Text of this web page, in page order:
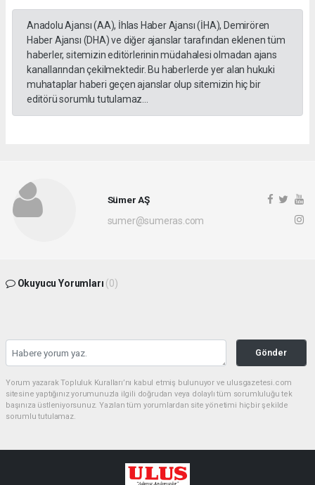
Anadolu Ajansı (AA), İhlas Haber Ajansı (İHA), Demirören
Haber Ajansı (DHA) ve diğer ajanslar tarafından eklenen tüm
haberler, sitemizin editörlerinin müdahalesi olmadan ajans
kanallarından çekilmektedir. Bu haberlerde yer alan hukuki
muhataplar haberi geçen ajanslar olup sitemizin hiç bir
editörü sorumlu tutulamaz...
Sümer AŞ
sumer@sumeras.com
Okuyucu Yorumları (0)
Gönder
Yorum yazarak Topluluk Kuralları’nı kabul etmiş bulunuyor ve ulusgazetesi.com
sitesine yaptığınız yorumunuzla ilgili doğrudan veya dolaylı tüm sorumluluğu tek
başınıza üstleniyorsunuz. Yazılan tüm yorumlardan site yönetimi hiçbir şekilde
sorumlu tutulamaz.